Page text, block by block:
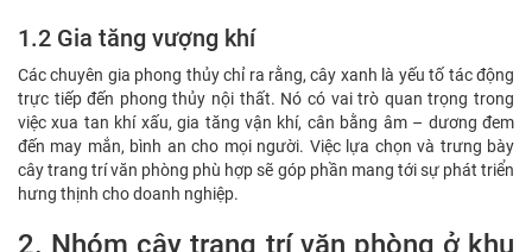
1.2 Gia tăng vượng khí
Các chuyên gia phong thủy chỉ ra rằng, cây xanh là yếu tố tác động
trực tiếp đến phong thủy nội thất. Nó có vai trò quan trọng trong
việc xua tan khí xấu, gia tăng vận khí, cân bằng âm – dương đem
đến may mắn, bình an cho mọi người. Việc lựa chọn và trưng bày
cây trang trí văn phòng phù hợp sẽ góp phần mang tới sự phát triển
hưng thịnh cho doanh nghiệp.
2. Nhóm cây trang trí văn phòng ở khu